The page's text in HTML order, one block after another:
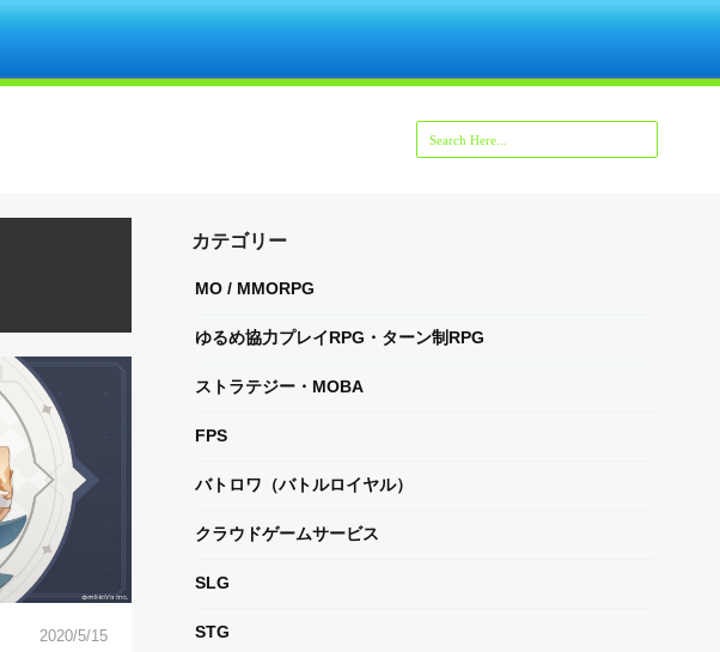
2020/5/15
カテゴリー
MO / MMORPG
ゆるめ協力プレイRPG・ターン制RPG
ストラテジー・MOBA
FPS
バトロワ（バトルロイヤル）
クラウドゲームサービス
SLG
STG